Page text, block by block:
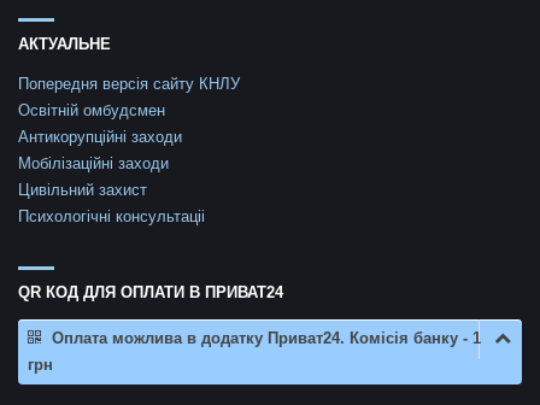
АКТУАЛЬНЕ
Попередня версія сайту КНЛУ
Освітній омбудсмен
Антикорупційні заходи
Мобілізаційні заходи
Цивільний захист
Психологічні консультаціі
QR КОД ДЛЯ ОПЛАТИ В ПРИВАТ24
Оплата можлива в додатку Приват24. Комісія банку - 1
грн